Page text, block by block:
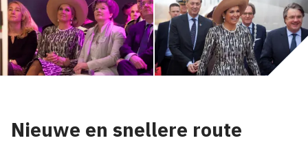
Nieuwe en snellere route